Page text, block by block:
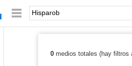
Palabra o frase:
Resultados de:
0medios totales (hay filtros